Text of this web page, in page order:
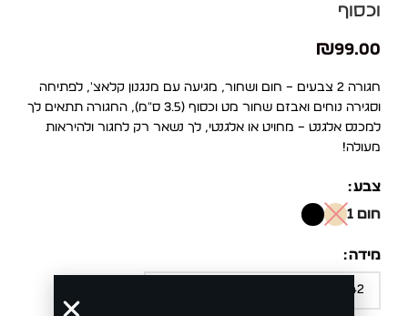
וכסוף
₪99.00
חגורה 2 צבעים – חום ושחור, מגיעה עם מנגנון קלאצ', לפתיחה
וסגירה נוחים ואבזם שחור מט וכסוף (3.5 ס"מ), החגורה תתאים לך
למכנס אלגנט – מחויט או אלגנטי, לך נשאר רק לחגור ולהיראות
מעולה!
צבע
חום 1
מידה